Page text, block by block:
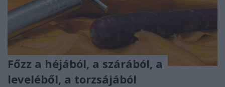
Főzz a héjából, a szárából, a
leveléből, a torzsájából